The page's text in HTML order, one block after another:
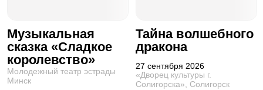
Музыкальная
сказка «Сладкое
королевство»
Молодежный театр эстрады
Минск
Тайна волшебного
дракона
27 сентября 2026
«Дворец культуры г.
Солигорска», Солигорск